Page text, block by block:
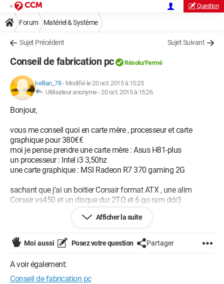
Question
Forum Matériel & Système
Sujet Précédent Sujet Suivant
Conseil de fabrication pc Résolu/Fermé
kellian_78- Modifié le 20 oct. 2015 à 15:25
Utilisateur anonyme -20 oct. 2015 à 15:26
Bonjour,
vous me conseil quoi en carte mère , processeur et carte
graphique pour 380€€
moi je pense prendre une carte mère : Asus H81-plus
un processeur : Intel i3 3,50hz
une carte graphique : MSI Radeon R7 370 gaming 2G
sachant que j'ai un boitier Corsair format ATX , une alim
Corsair vs450 et un disque dur 2TO et 6 go ram ddr3
je compte fabriqué mon pc gamer
après faut que vous me conseil autre chose ou sers que jai
prix ses bien
Afficher la suite
Moi aussi Posez votre question Partager
A voir également:
Conseil de fabrication pc